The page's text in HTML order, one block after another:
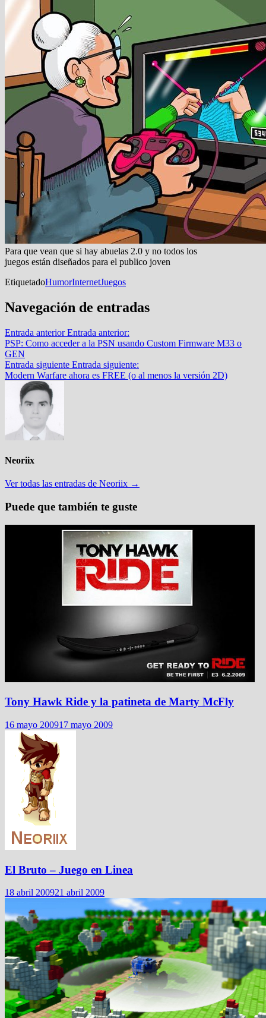
Para que vean que si hay abuelas 2.0 y no todos los
juegos están diseñados para el publico joven
EtiquetadoHumorInternetJuegos
Navegación de entradas
Entrada anterior Entrada anterior:
PSP: Como acceder a la PSN usando Custom Firmware M33 o
GEN
Entrada siguiente Entrada siguiente:
Modern Warfare ahora es FREE (o al menos la versión 2D)
Neoriix
Ver todas las entradas de Neoriix →
Puede que también te guste
Tony Hawk Ride y la patineta de Marty McFly
16 mayo 200917 mayo 2009
El Bruto – Juego en Linea
18 abril 200921 abril 2009